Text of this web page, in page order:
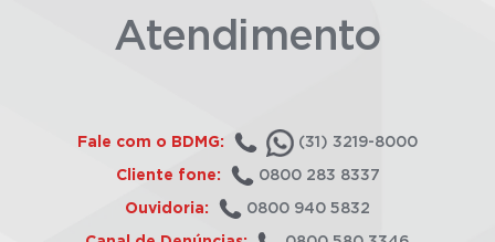
Atendimento
Fale com o BDMG: (31) 3219-8000
Cliente fone: 0800 283 8337
Ouvidoria: 0800 940 5832